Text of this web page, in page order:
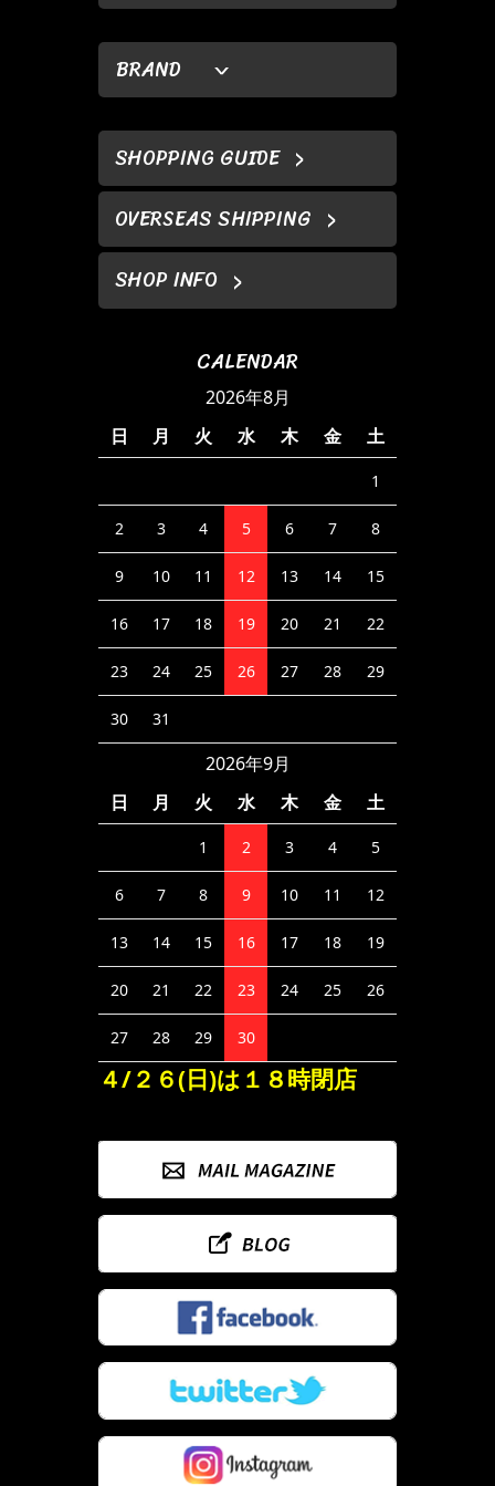
BRAND
SHOPPING GUIDE
OVERSEAS SHIPPING
SHOP INFO
CALENDAR
2026年8月
日
月 火 水 木 金 土
1
2 3 4 5 6 7 8
9 10 11 12 13 14 15
16 17 18 19 20 21 22
23 24 25 26 27 28 29
30 31
2026年9月
日
月 火 水 木 金 土
1 2 3 4 5
6 7 8 9 10 11 12
13 14 15 16 17 18 19
20 21 22 23 24 25 26
27 28 29 30
４/２６(日)は１８時閉店